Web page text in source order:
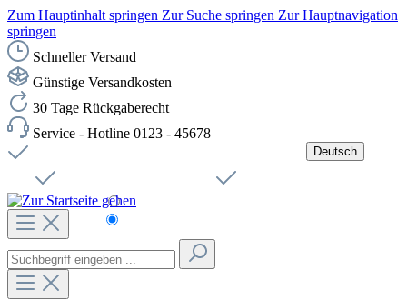
Zum Hauptinhalt springen Zur Suche springen Zur Hauptnavigation
springen
Schneller Versand
Günstige Versandkosten
30 Tage Rückgaberecht
Service - Hotline 0123 - 45678
Deutsch
Čeština